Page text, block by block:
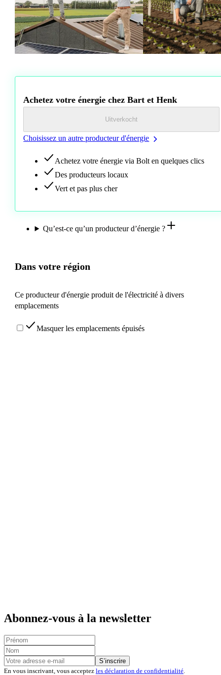
Les producteursMia et Timfont également partie d'Inagro.
Achetez votre énergie chez Bart et Henk
Uitverkocht
Choisissez un autre producteur d'énergie
Achetez votre énergie via Bolt en quelques clics
Des producteurs locaux
Vert et pas plus cher
Qu’est-ce qu’un producteur d’énergie ?
Dans votre région
Ce producteur d'énergie produit de l'électricité à divers
emplacements
Masquer les emplacements épuisés
Abonnez-vous à la newsletter
S’inscrire
En vous inscrivant, vous acceptez les déclaration de confidentialité